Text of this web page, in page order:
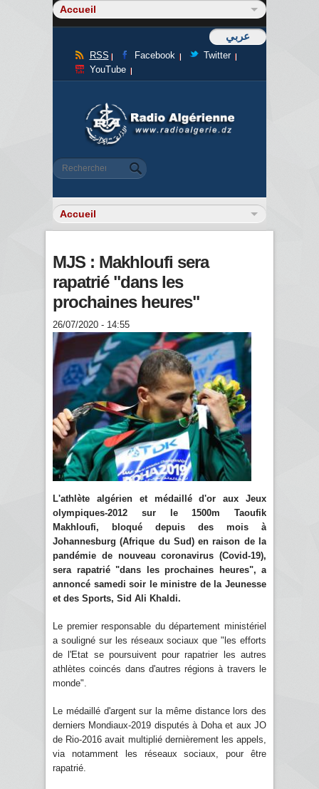
عربي
RSS Facebook
Twitter
YouTube
Formulaire de recherche
Rechercher
MJS : Makhloufi sera
rapatrié "dans les
prochaines heures"
26/07/2020 - 14:55
L'athlète algérien et médaillé d'or aux Jeux
olympiques-2012 sur le 1500m Taoufik
Makhloufi, bloqué depuis des mois à
Johannesburg (Afrique du Sud) en raison de la
pandémie de nouveau coronavirus (Covid-19),
sera rapatrié "dans les prochaines heures", a
annoncé samedi soir le ministre de la Jeunesse
et des Sports, Sid Ali Khaldi.
Le premier responsable du département ministériel
a souligné sur les réseaux sociaux que "les efforts
de l'Etat se poursuivent pour rapatrier les autres
athlètes coincés dans d'autres régions à travers le
monde".
Le médaillé d'argent sur la même distance lors des
derniers Mondiaux-2019 disputés à Doha et aux JO
de Rio-2016 avait multiplié dernièrement les appels,
via notamment les réseaux sociaux, pour être
rapatrié.